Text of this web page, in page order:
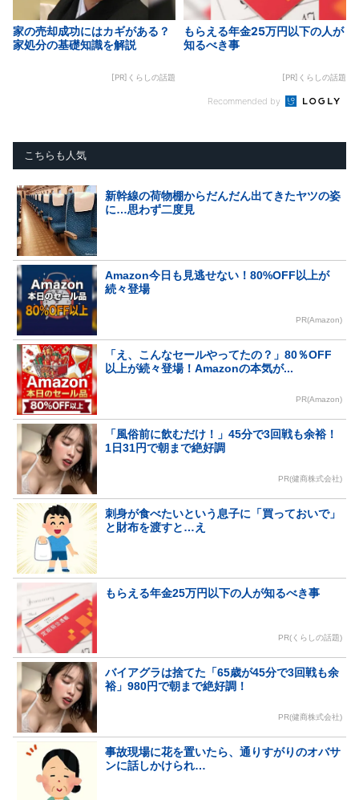
家の売却成功にはカギがある？
家処分の基礎知識を解説
[PR]くらしの話題
もらえる年金25万円以下の人が
知るべき事
[PR]くらしの話題
Recommended by
こちらも人気
新幹線の荷物棚からだんだん出てきたヤツの姿
に…思わず二度見
Amazon今日も見逃せない！80%OFF以上が
続々登場
PR(Amazon)
「え、こんなセールやってたの？」80％OFF
以上が続々登場！Amazonの本気が...
PR(Amazon)
「風俗前に飲むだけ！」45分で3回戦も余裕！
1日31円で朝まで絶好調
PR(健商株式会社)
刺身が食べたいという息子に「買っておいで」
と財布を渡すと…え
もらえる年金25万円以下の人が知るべき事
PR(くらしの話題)
バイアグラは捨てた「65歳が45分で3回戦も余
裕」980円で朝まで絶好調！
PR(健商株式会社)
事故現場に花を置いたら、通りすがりのオバサ
ンに話しかけられ…